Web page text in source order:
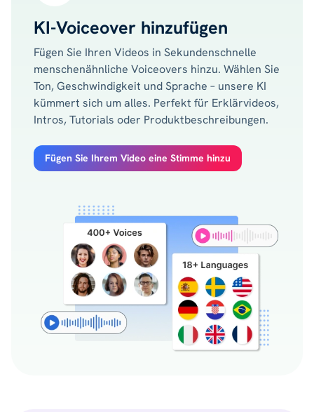
KI-Voiceover hinzufügen
Fügen Sie Ihren Videos in Sekundenschnelle
menschenähnliche Voiceovers hinzu. Wählen Sie
Ton, Geschwindigkeit und Sprache – unsere KI
kümmert sich um alles. Perfekt für Erklärvideos,
Intros, Tutorials oder Produktbeschreibungen.
Fügen Sie Ihrem Video eine Stimme hinzu